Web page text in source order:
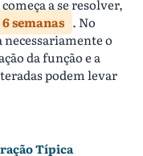
a se resolver,
6 semanas . No
o
da função e a
podem levar
Típica